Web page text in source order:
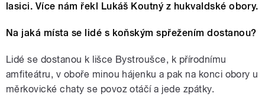
lasici. Více nám řekl Lukáš Koutný z hukvaldské obory.
Na jaká místa se lidé s koňským spřežením dostanou?
Lidé se dostanou k lišce Bystroušce, k přírodnímu
amfiteátru, v oboře minou hájenku a pak na konci obory u
měrkovické chaty se povoz otáčí a jede zpátky.